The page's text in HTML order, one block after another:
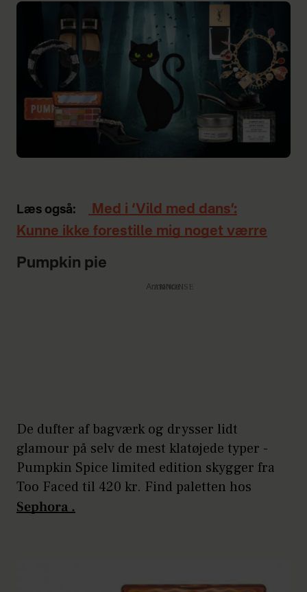
Læs også:
Med i ‘Vild med dans’:
Kunne ikke forestille mig noget værre
Pumpkin pie
Annonce
De dufter af bagværk og drysser lidt
glamour på selv de mest klatøjede typer -
Pumpkin Spice limited edition skygger fra
Too Faced til 420 kr. Find paletten hos
Sephora .